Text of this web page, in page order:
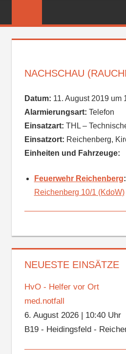
NACHSCHAU
Datum: 11. August 2019 um
Alarmierungsart: Telefon
Einsatzart: THL –
Einsatzort: Reichenberg,
Einheiten und Fahrzeuge:
Feuerwehr Reichenberg:
Reichenberg 10/1 (KdoW)
NEUESTE EINSÄTZE
HvO - Helfer vor Ort
med.notfall
6. August 2026| 10:40 Uhr
B19 - Heidingsfeld -